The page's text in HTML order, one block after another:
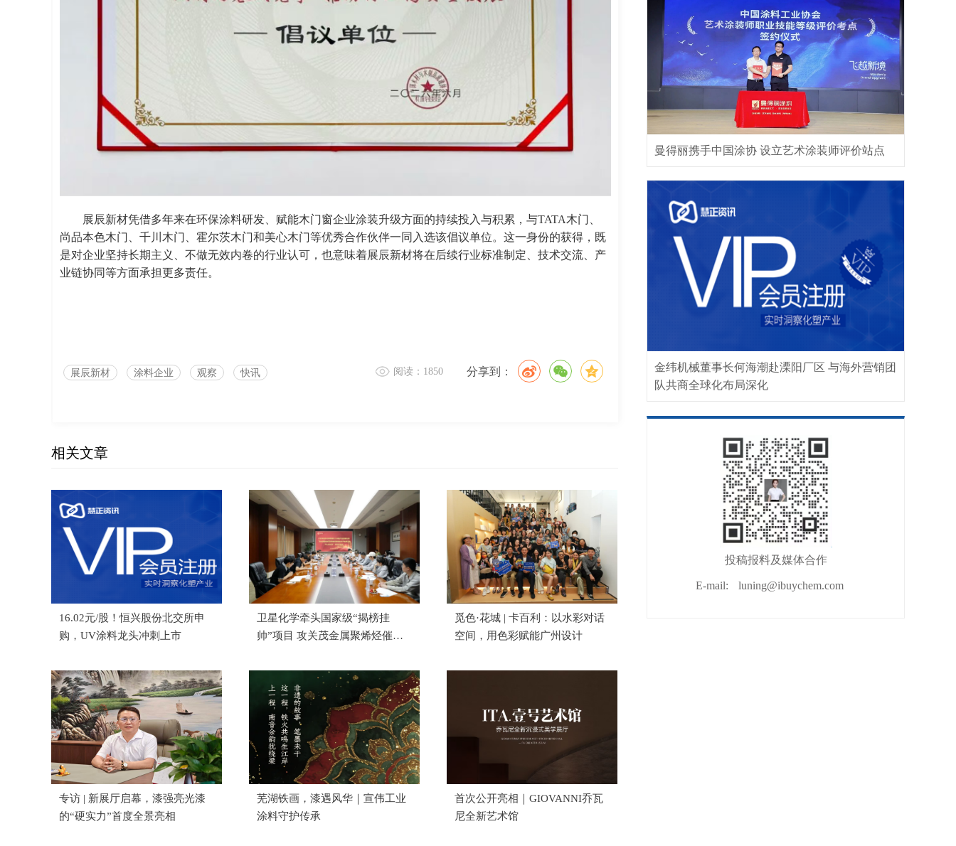
展辰新材凭借多年来在环保涂料研发、赋能木门窗企业涂装升级方面的持续投入与积累，与TATA木门、
尚品本色木门、千川木门、霍尔茨木门和美心木门等优秀合作伙伴一同入选该倡议单位。这一身份的获得，既
是对企业坚持长期主义、不做无效内卷的行业认可，也意味着展辰新材将在后续行业标准制定、技术交流、产
业链协同等方面承担更多责任。
展辰新材 涂料企业 观察 快讯 阅读：1850 分享到：
相关文章
16.02元/股！恒兴股份北交所申
购，UV涂料龙头冲刺上市
卫星化学牵头国家级“揭榜挂
帅”项目 攻关茂金属聚烯烃催化
觅色·花城 | 卡百利：以水彩对话
空间，用色彩赋能广州设计
专访 | 新展厅启幕，漆强亮光漆
的“硬实力”首度全景亮相
芜湖铁画，漆遇风华｜宣伟工业
涂料守护传承
首次公开亮相｜GIOVANNI乔瓦
尼全新艺术馆
曼得丽携手中国涂协 设立艺术涂装师评价站点
金纬机械董事长何海潮赴溧阳厂区 与海外营销团
队共商全球化布局深化
投稿报料及媒体合作
E-mail: luning@ibuychem.com